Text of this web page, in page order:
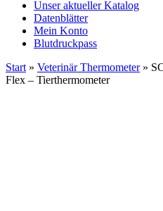
Unser aktueller Katalog
Datenblätter
Mein Konto
Blutdruckpass
Start » Veterinär Thermometer»
Flex – Tierthermometer